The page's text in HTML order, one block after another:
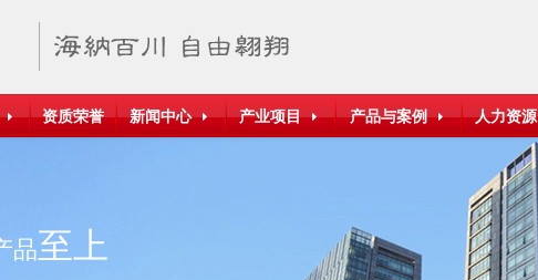
资质荣誉 新闻中心 产业项目 产品与案例 人力资源
品至上